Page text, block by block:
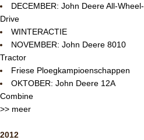
DECEMBER: John Deere All-Wheel-
Drive
WINTERACTIE
NOVEMBER: John Deere 8010
Tractor
Friese Ploegkampioenschappen
OKTOBER: John Deere 12A
Combine
>> meer
2012